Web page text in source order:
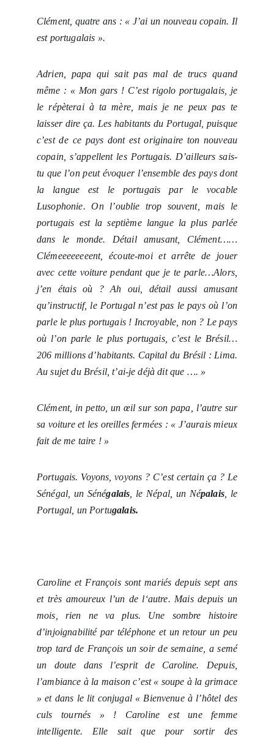
Clément, quatre ans : « J’ai un nouveau copain. Il
est portugalais ».
Adrien, papa qui sait pas mal de trucs quand
même : « Mon gars ! C’est rigolo portugalais, je
le répèterai à ta mère, mais je ne peux pas te
laisser dire ça. Les habitants du Portugal, puisque
c’est de ce pays dont est originaire ton nouveau
copain, s’appellent les Portugais. D’ailleurs sais-
tu que l’on peut évoquer l’ensemble des pays dont
la langue est le portugais par le vocable
Lusophonie. On l’oublie trop souvent, mais le
portugais est la septième langue la plus parlée
dans le monde. Détail amusant, Clément……
Clémeeeeeeeent, écoute-moi et arrête de jouer
avec cette voiture pendant que je te parle…Alors,
j’en étais où ? Ah oui, détail aussi amusant
qu’instructif, le Portugal n’est pas le pays où l’on
parle le plus portugais ! Incroyable, non ? Le pays
où l’on parle le plus portugais, c’est le Brésil…
206 millions d’habitants. Capital du Brésil : Lima.
Au sujet du Brésil, t’ai-je déjà dit que …. »
Clément, in petto, un œil sur son papa, l’autre sur
sa voiture et les oreilles fermées : « J’aurais mieux
fait de me taire ! »
Portugais. Voyons, voyons ? C’est certain ça ? Le
Sénégal, un Sénégalais , le Népal, un Népalais, le
Portugal, un Portugalais.
Caroline et François sont mariés depuis sept ans
et très amoureux l’un de l‘autre. Mais depuis un
mois, rien ne va plus. Une sombre histoire
d’injoignabilité par téléphone et un retour un peu
trop tard de François un soir de semaine, a semé
un doute dans l’esprit de Caroline. Depuis,
l’ambiance à la maison c’est « soupe à la grimace
» et dans le lit conjugal « Bienvenue à l’hôtel des
culs tournés » !
Caroline est une femme
intelligente. Elle sait que pour sortir des